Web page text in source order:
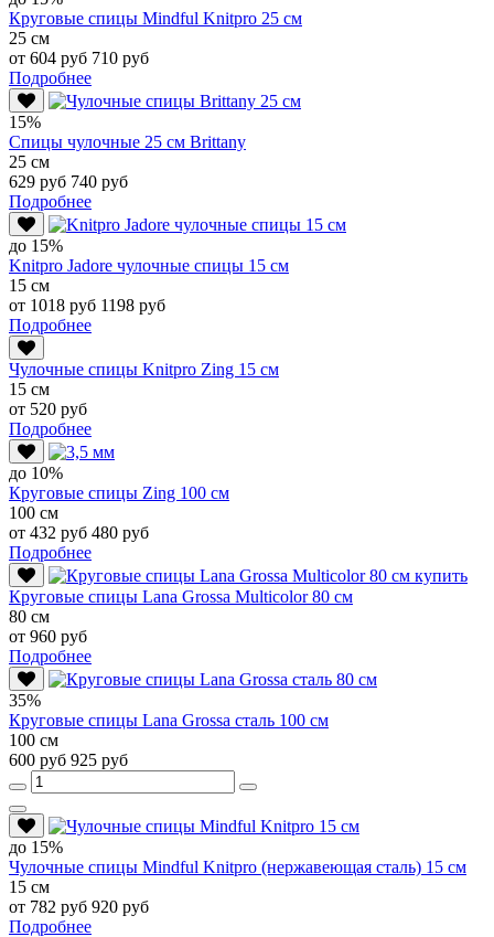
Круговые спицы Mindful Knitpro 25 см
25 см
от 604 руб 710 руб
Подробнее
15%
Спицы чулочные 25 см Brittany
25 см
629 руб 740 руб
Подробнее
до 15%
Knitpro Jadore чулочные спицы 15 см
15 см
от 1018 руб 1198 руб
Подробнее
Чулочные спицы Knitpro Zing 15 см
15 см
от 520 руб
Подробнее
до 10%
Круговые спицы Zing 100 см
100 см
от 432 руб 480 руб
Подробнее
Круговые спицы Lana Grossa Multicolor 80 см
80 см
от 960 руб
Подробнее
35%
Круговые спицы Lana Grossa сталь 100 см
100 см
600 руб 925 руб
до 15%
Чулочные спицы Mindful Knitpro (нержавеющая сталь) 15 см
15 см
от 782 руб 920 руб
Подробнее